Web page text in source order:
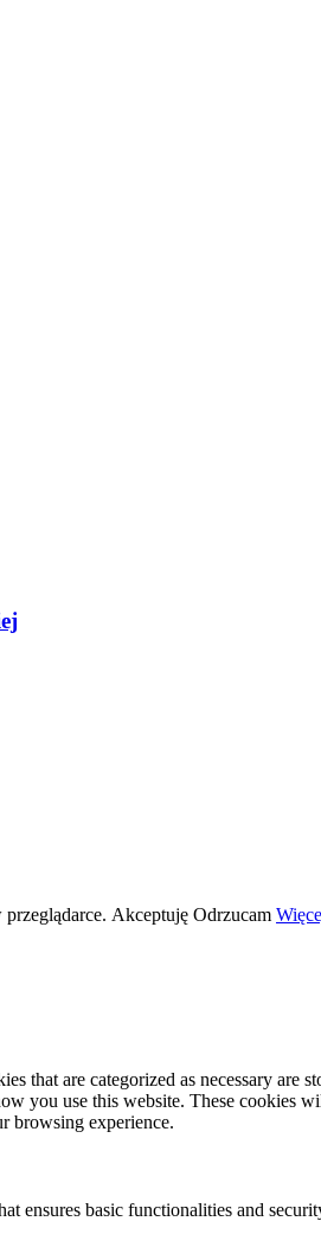
Akceptuję Odrzucam
are categorized as necessary are
you use this website. These cookies
browsing experience.
ensures basic functionalities and